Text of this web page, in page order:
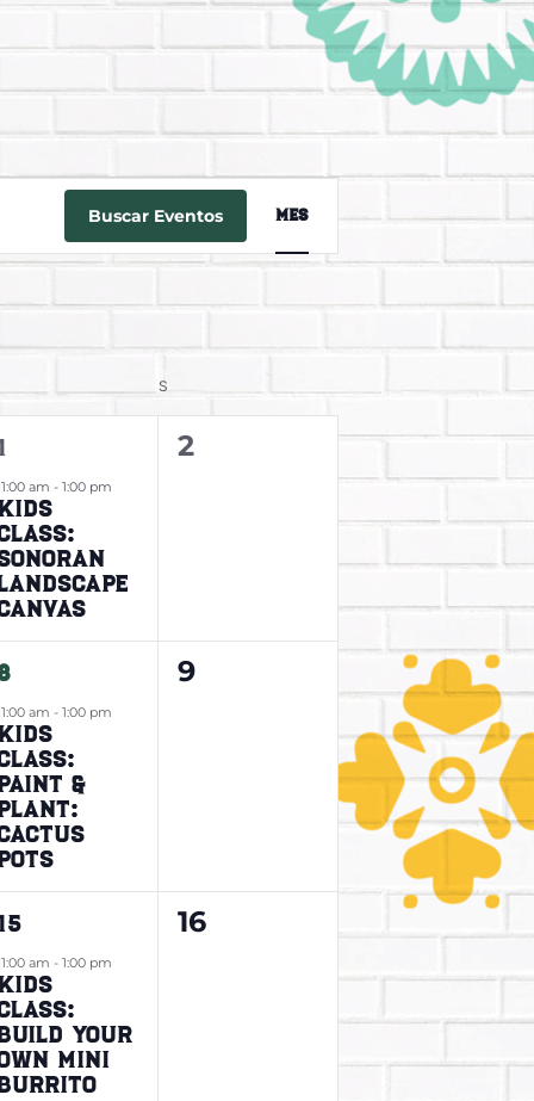
Buscar Eventos
de
vistas
de
Evento
Mes
S
am -1:00 pm
0
2
am -1:00 pm
&
0
9
am -1:00 pm
Your
Mini
0
16